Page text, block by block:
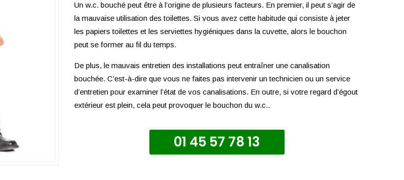
Un w.c. bouché peut être à l’origine de plusieurs facteurs. En premier, il peut s’agir de
la mauvaise utilisation des toilettes. Si vous avez cette habitude qui consiste à jeter
les papiers toilettes et les serviettes hygiéniques dans la cuvette, alors le bouchon
peut se former au fil du temps.
De plus, le mauvais entretien des installations peut entraîner une canalisation
bouchée. C’est-à-dire que vous ne faites pas intervenir un technicien ou un service
d’entretien pour examiner l’état de vos canalisations. En outre, si votre regard d’égout
extérieur est plein, cela peut provoquer le bouchon du w.c..
01 45 57 78 13